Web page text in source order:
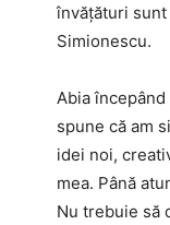
învățături
Simionescu.
Abia
spune că am
idei noi,
mea. Până
Nu trebuie să